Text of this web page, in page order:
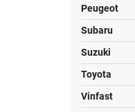
Peugeot
Subaru
Suzuki
Toyota
Vinfast